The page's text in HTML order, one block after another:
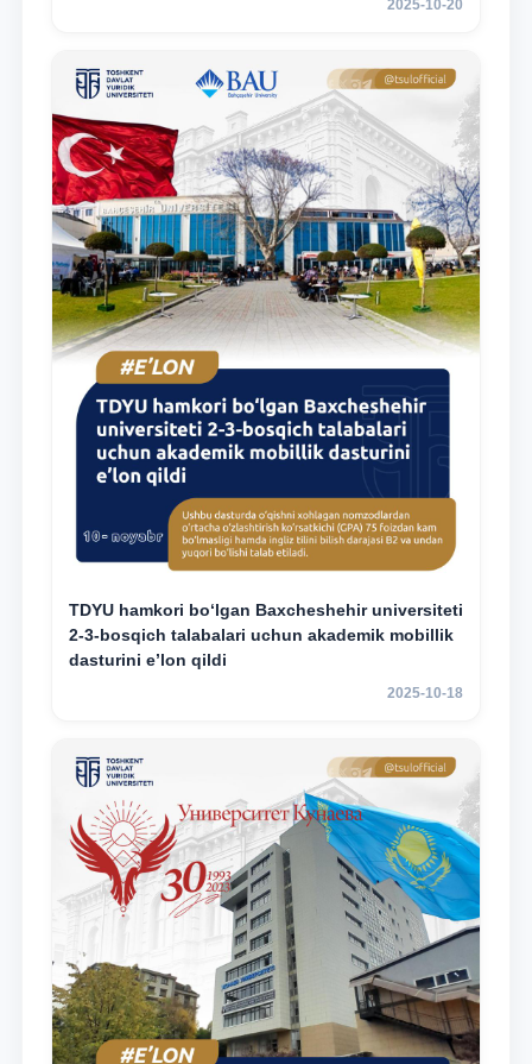
2025-10-20
TDYU hamkori bo‘lgan Baxcheshehir universiteti
2-3-bosqich talabalari uchun akademik mobillik
dasturini e’lon qildi
2025-10-18